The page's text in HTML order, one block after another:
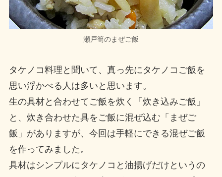
瀬戸筍のまぜご飯
タケノコ料理と聞いて、真っ先にタケノコご飯を
思い浮かべる人は多いと思います。
生の具材と合わせてご飯を炊く「炊き込みご飯」
と、炊き合わせた具をご飯に混ぜ込む「まぜご
飯」がありますが、今回は手軽にできる混ぜご飯
を作ってみました。
具材はシンプルにタケノコと油揚げだけというの